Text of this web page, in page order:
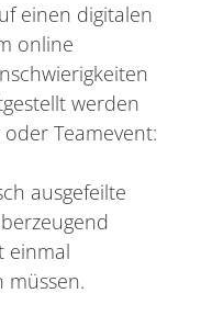
einen digitalen
online
werden
Teamevent:
ausgefeilte
einmal
müssen.